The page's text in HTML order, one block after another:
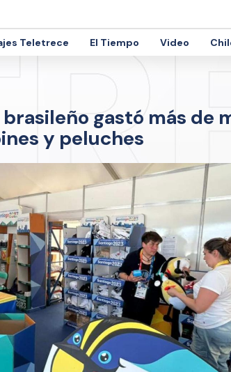
Teletrece El Tiempo Video
gastó más de
y peluches